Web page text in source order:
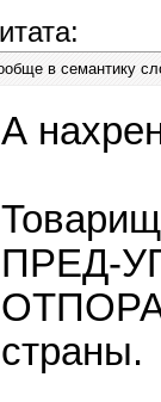
в семантику
А
ПРЕД-
ОТПОРА
страны.